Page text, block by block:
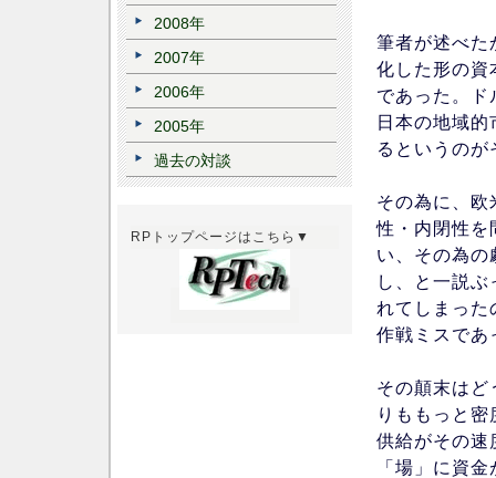
筆者が述べた
化した形の資
であった。ド
日本の地域
るというの
その為に、欧
性・内閉性を
い、その為の
し、と一説
れてしまった
作戦ミスであ
その顛末はど
りももっと
供給がその速
「場」に資
2008年
2007年
2006年
2005年
過去の対談
RPトップページはこちら▼